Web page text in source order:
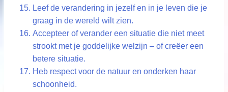
Leef de verandering in jezelf en in je leven die je
graag in de wereld wilt zien.
Accepteer of verander een situatie die niet meet
strookt met je goddelijke welzijn – of creëer een
betere situatie.
Heb respect voor de natuur en onderken haar
schoonheid.